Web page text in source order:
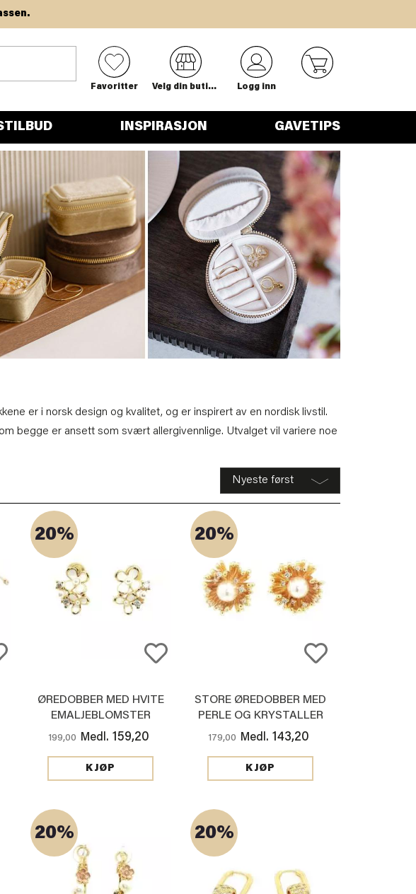
0
Favoritter Velg din butikk Logg inn
INSPIRASJON GAVETIPS
er i norsk design og kvalitet, og er inspirert av en nordisk livstil.
begge er ansett som svært allergivennlige. Utvalget vil variere noe
20%
ØREDOBBER MED HVITE
EMALJEBLOMSTER
199,00 Medl. 159,20
KJØP
20%
STORE ØREDOBBER MED
PERLE OG KRYSTALLER
179,00 Medl. 143,20
KJØP
20% 20%